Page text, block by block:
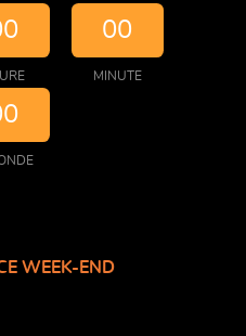
00
MINUTE
WEEK-END